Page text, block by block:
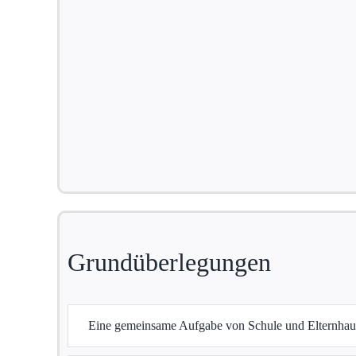
Grundüberlegungen
Eine gemeinsame Aufgabe von Schule und